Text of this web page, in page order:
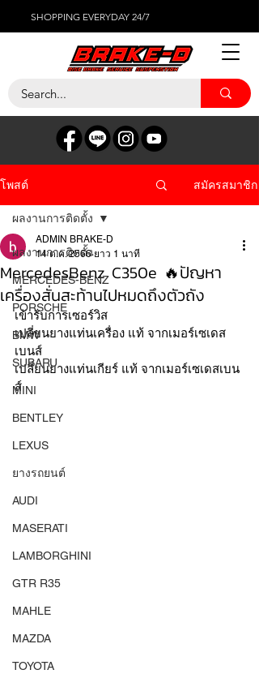
SHOPPING EVERYDAY 24/7
โพสต์ สมัครสมาชิก
ผลงานการติดตั้ง
MERCEDES-BENZ
PORSCHE
BMW
SUBARU
MINI
BENTLEY
LEXUS
ยางรถยนต์
AUDI
MASERATI
LAMBORGHINI
GTR R35
MAHLE
MAZDA
TOYOTA
ผลงานการติดตั้ง
MercedesBenz C350e 🔥ปัญหา
เครื่องสั่นสะท้านไปหมดถึงตัวถัง
ADMIN BRAKE-D
14 ต.ค. 2566 ยาว 1 นาที
เข้ารับการเซอร์วิส
เปลี่ยนยางแท่นเครื่อง แท้ จากเมอร์เซเดส
เบนส์
เปลี่ยนยางแท่นเกียร์ แท้ จากเมอร์เซเดสเบน
ส์